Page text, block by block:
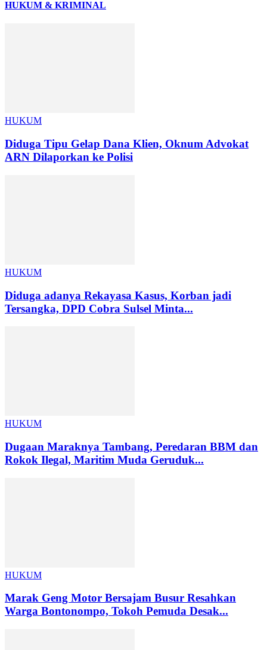
HUKUM & KRIMINAL
HUKUM
Diduga Tipu Gelap Dana Klien, Oknum Advokat
ARN Dilaporkan ke Polisi
HUKUM
Diduga adanya Rekayasa Kasus, Korban jadi
Tersangka, DPD Cobra Sulsel Minta...
HUKUM
Dugaan Maraknya Tambang, Peredaran BBM dan
Rokok Ilegal, Maritim Muda Geruduk...
HUKUM
Marak Geng Motor Bersajam Busur Resahkan
Warga Bontonompo, Tokoh Pemuda Desak...